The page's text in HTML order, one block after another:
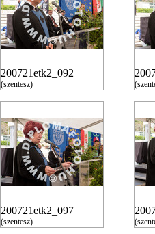
200721etk2_092
(szentesz)
200721etk2_097
(szentesz)